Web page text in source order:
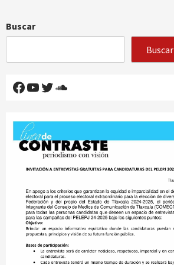
Buscar
Buscar
Facebook
YouTube
Twitter
SoundCloud